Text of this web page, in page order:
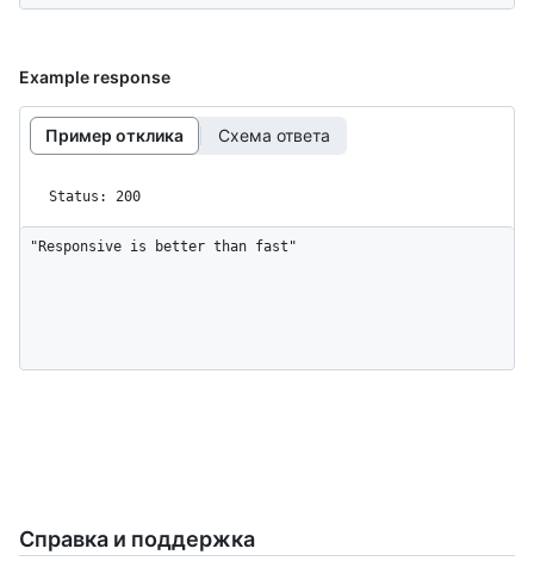
Example response
Пример отклика Схема ответа
Status: 200
"Responsive is better than fast"
Справка и поддержка